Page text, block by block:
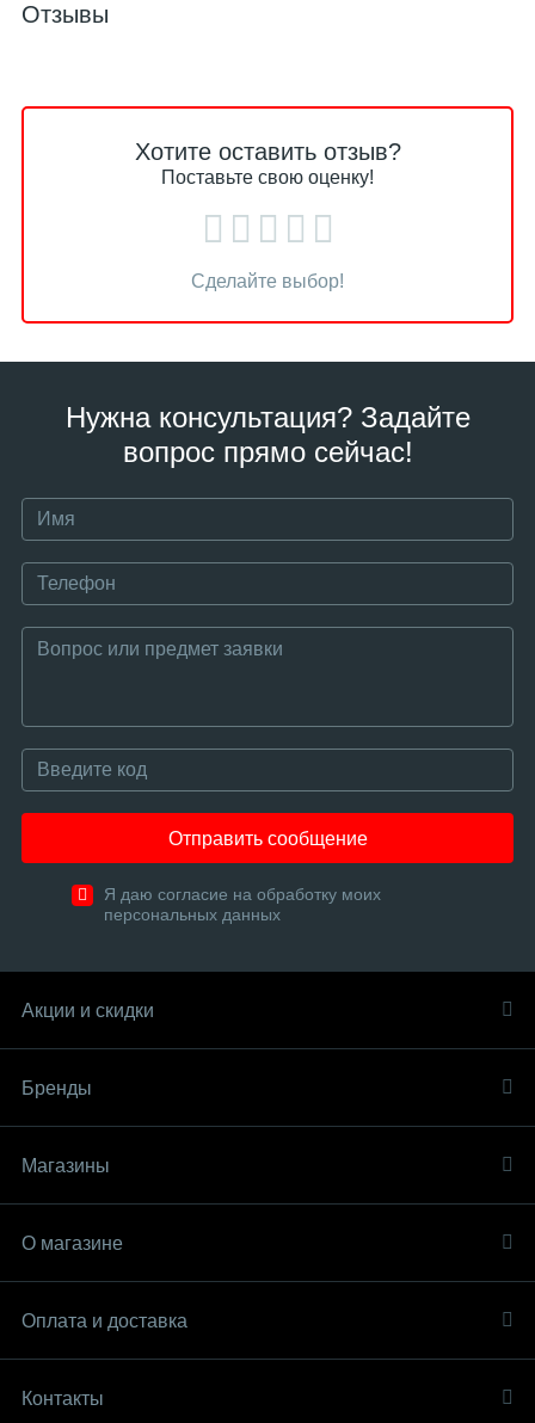
Отзывы
Хотите оставить отзыв?
Поставьте свою оценку!
Сделайте выбор!
Нужна консультация? Задайте
вопрос прямо сейчас!
Отправить сообщение
Я даю согласие на обработку моих
персональных данных
Акции и скидки
Бренды
Магазины
О магазине
Оплата и доставка
Контакты